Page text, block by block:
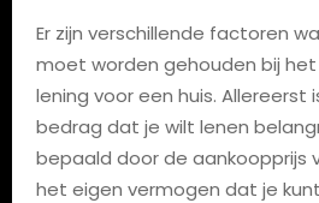
Er zijn verschillende factoren
moet worden gehouden bij
lening voor een huis.
bedrag dat je wilt lenen
bepaald door de aankoopprijs
het eigen vermogen dat je